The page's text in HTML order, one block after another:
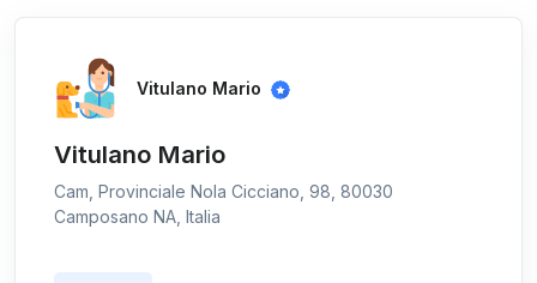
Vitulano Mario
Vitulano Mario
Cam, Provinciale Nola Cicciano, 98, 80030
Camposano NA, Italia